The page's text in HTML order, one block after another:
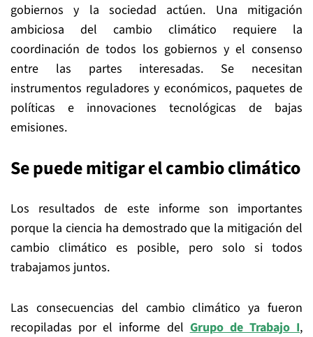
gobiernos y la sociedad actúen. Una mitigación
ambiciosa del cambio climático requiere la
coordinación de todos los gobiernos y el consenso
entre las partes interesadas. Se necesitan
instrumentos reguladores y económicos, paquetes de
políticas e innovaciones tecnológicas de bajas
emisiones.
Se puede mitigar el cambio climático
Los resultados de este informe son importantes
porque la ciencia ha demostrado que la mitigación del
cambio climático es posible, pero solo si todos
trabajamos juntos.
Las consecuencias del cambio climático ya fueron
recopiladas por el informe delGrupo de Trabajo I,